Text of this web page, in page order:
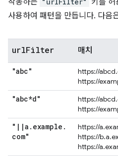
작동하는
키를 허
사용하여 패턴을 만듭니다. 다음
urlFilter 매치
"abc"
https://
https://
"abc*d"
https://
https://
" | |a . example .
com"
https://
https://
https://